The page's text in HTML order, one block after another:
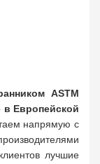
ASTM
в Европейской
напрямую с
лучшие